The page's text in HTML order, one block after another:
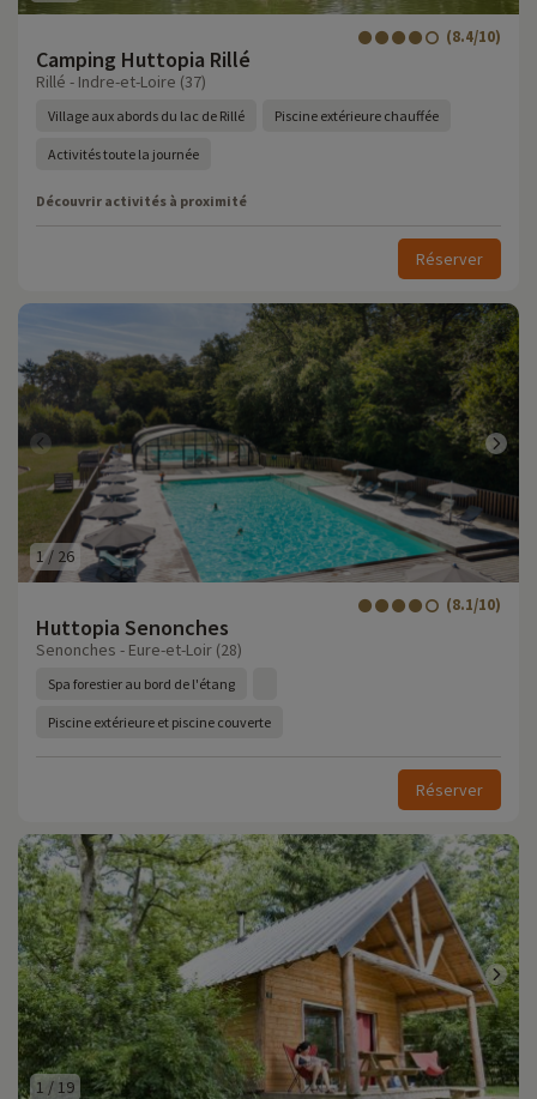
Camping Huttopia Rillé
(8.4/10)
Rillé - Indre-et-Loire (37)
Village aux abords du lac de Rillé Piscine extérieure chauffée
Activités toute la journée
Découvrir activités à proximité
Réserver
1/ 26
Huttopia Senonches
(8.1/10)
Senonches - Eure-et-Loir (28)
Spa forestier au bord de l'étang
Piscine extérieure et piscine couverte
Réserver
1 / 19